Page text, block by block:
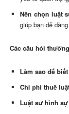
Nên chọn luật
giúp bạn dễ
Các câu hỏi
Làm sao để
Chi phí thuê
Luật sư hình